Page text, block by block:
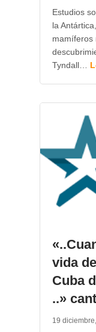
Estudios
la
mamíferos
Tyndall…
vida
Cuba
..»
19